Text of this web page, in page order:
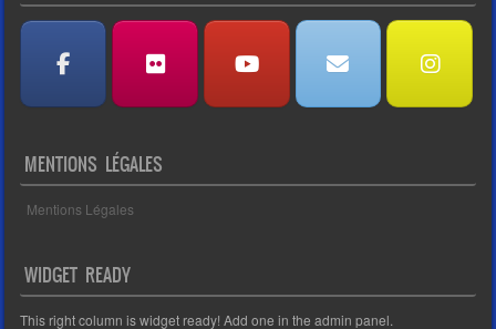
MENTIONS LÉGALES
Mentions Légales
WIDGET READY
This right column is widget ready! Add one in the admin panel.